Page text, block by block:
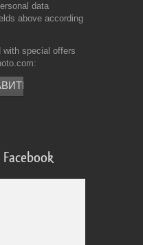
data
above according
with special offers